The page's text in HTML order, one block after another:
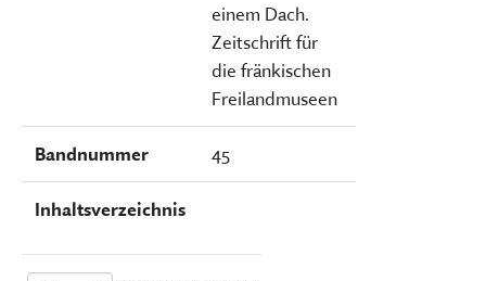
einem Dach.
Zeitschrift für
die fränkischen
Freilandmuseen
Bandnummer 45
Inhaltsverzeichnis